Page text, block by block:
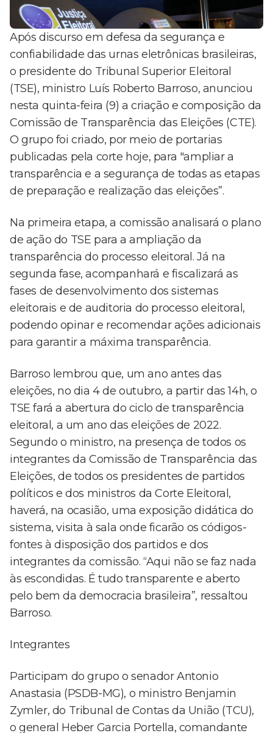
Após discurso em defesa da segurança e
confiabilidade das urnas eletrônicas brasileiras,
o presidente do Tribunal Superior Eleitoral
(TSE), ministro Luís Roberto Barroso, anunciou
nesta quinta-feira (9) a criação e composição da
Comissão de Transparência das Eleições (CTE).
O grupo foi criado, por meio de portarias
publicadas pela corte hoje, para "ampliar a
transparência e a segurança de todas as etapas
de preparação e realização das eleições”.
Na primeira etapa, a comissão analisará o plano
de ação do TSE para a ampliação da
transparência do processo eleitoral. Já na
segunda fase, acompanhará e fiscalizará as
fases de desenvolvimento dos sistemas
eleitorais e de auditoria do processo eleitoral,
podendo opinar e recomendar ações adicionais
para garantir a máxima transparência.
Barroso lembrou que, um ano antes das
eleições, no dia 4 de outubro, a partir das 14h, o
TSE fará a abertura do ciclo de transparência
eleitoral, a um ano das eleições de 2022.
Segundo o ministro, na presença de todos os
integrantes da Comissão de Transparência das
Eleições, de todos os presidentes de partidos
políticos e dos ministros da Corte Eleitoral,
haverá, na ocasião, uma exposição didática do
sistema, visita à sala onde ficarão os códigos-
fontes à disposição dos partidos e dos
integrantes da comissão. “Aqui não se faz nada
às escondidas. É tudo transparente e aberto
pelo bem da democracia brasileira”, ressaltou
Barroso.
Integrantes
Participam do grupo o senador Antonio
Anastasia (PSDB-MG), o ministro Benjamin
Zymler, do Tribunal de Contas da União (TCU),
o general Heber Garcia Portella, comandante